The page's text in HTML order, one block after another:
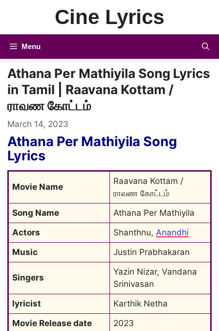
Cine Lyrics
Menu
Athana Per Mathiyila Song Lyrics
in Tamil | Raavana Kottam /
ராவண கோட்டம்
March 14, 2023
Athana Per Mathiyila Song
Lyrics
Movie Name
Raavana Kottam /
ராவண கோட்டம்
Song Name
Athana Per Mathiyila
Actors
Shanthnu, Anandhi
Music
Justin Prabhakaran
Singers
Yazin Nizar, Vandana
Srinivasan
lyricist
Karthik Netha
Movie Release date
2023